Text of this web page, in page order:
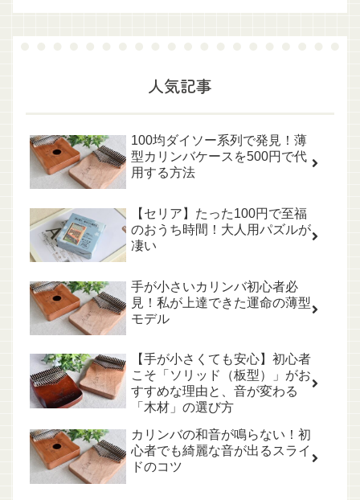
人気記事
100均ダイソー系列で発見！薄
型カリンバケースを500円で代
用する方法
【セリア】たった100円で至福
のおうち時間！大人用パズルが
凄い
手が小さいカリンバ初心者必
見！私が上達できた運命の薄型
モデル
【手が小さくても安心】初心者
こそ「ソリッド（板型）」がお
すすめな理由と、音が変わる
「木材」の選び方
カリンバの和音が鳴らない！初
心者でも綺麗な音が出るスライ
ドのコツ